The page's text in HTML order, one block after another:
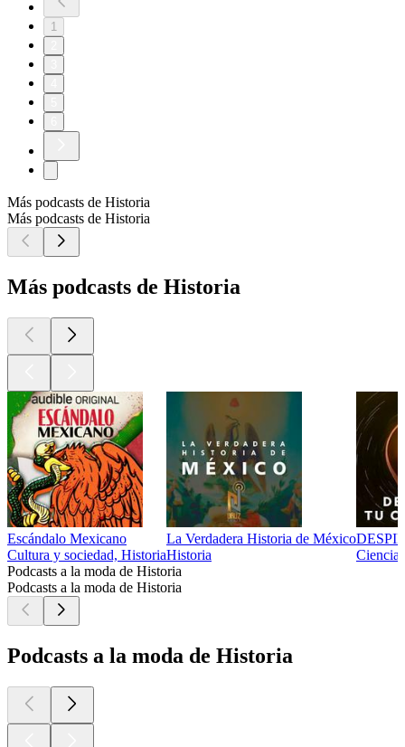
1
Más podcasts de Historia
Más podcasts de Historia
Más podcasts de Historia
Escándalo Mexicano
Cultura y sociedad, Historia
La Verdadera Historia de México
Historia
Podcasts a la moda de Historia
Podcasts a la moda de Historia
Podcasts a la moda de Historia